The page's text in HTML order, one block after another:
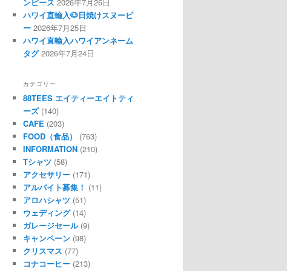
ハワイ直輸入🐶日焼けスヌーピ
ー 2026年7月25日
ハワイ直輸入ハワイアンネーム
タグ 2026年7月24日
カテゴリー
88TEES エイティーエイトティ
ーズ(140)
CAFE (203)
FOOD（食品）
(763)
INFORMATION (210)
Tシャツ (58)
アクセサリー (171)
アルバイト募集！ (11)
アロハシャツ (51)
ウェディング(14)
ガレージセール(9)
キャンペーン (98)
クリスマス (77)
コナコーヒー (213)